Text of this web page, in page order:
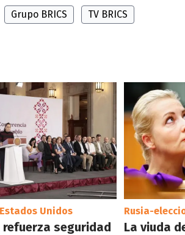
Grupo BRICS TV BRICS
Unidos
refuerza seguridad
Rusia-
La viuda